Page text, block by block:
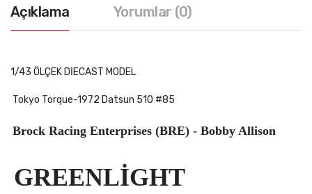
Açıklama Yorumlar (0)
1/43 ÖLÇEK DİECAST MODEL
Tokyo Torque-1972 Datsun 510 #85
Brock Racing Enterprises (BRE) - Bobby Allison
GREENLİGHT